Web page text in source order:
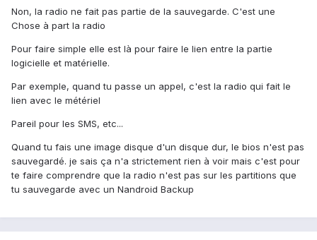
Non, la radio ne fait pas partie de la sauvegarde. C'est une
Chose à part la radio
Pour faire simple elle est là pour faire le lien entre la partie
logicielle et matérielle.
Par exemple, quand tu passe un appel, c'est la radio qui fait le
lien avec le métériel
Pareil pour les SMS, etc...
Quand tu fais une image disque d'un disque dur, le bios n'est pas
sauvegardé. je sais ça n'a strictement rien à voir mais c'est pour
te faire comprendre que la radio n'est pas sur les partitions que
tu sauvegarde avec un Nandroid Backup